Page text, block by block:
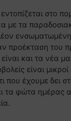
στο
με τα
προέκταση του
και τα νέα
είναι
που έχουμε δει
τα φώτα ημέρας